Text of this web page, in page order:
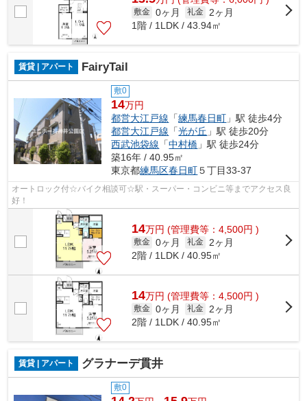
敷金 0ヶ月 礼金
2ヶ月
1階 / 1LDK / 43.94㎡
賃貸 | アパート FairyTail
敷0
14万円
都営大江戸線 「練馬春日町 」駅 徒歩4分
都営大江戸線 「光が丘 」駅 徒歩20分
西武池袋線 「中村橋 」駅 徒歩24分
築16年 / 40.95㎡
東京都練馬区春日町５丁目33-37
オートロック付☆バイク相談可☆駅・スーパー・コンビニ等までアクセス良
好！
14万円 (管理費等：4,500円 )
敷金 0ヶ月 礼金
2ヶ月
2階 / 1LDK / 40.95㎡
14万円 (管理費等：4,500円 )
敷金 0ヶ月 礼金
2ヶ月
2階 / 1LDK / 40.95㎡
賃貸 | アパート グラナーデ貫井
敷0